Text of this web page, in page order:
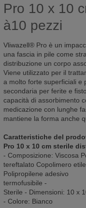
Pro 10 x 10
à10 pezzi
Vliwazell® Pro è un
una fascia in pile come
distribuzione un corpo
Viene utilizzato per il
a molto forte superficiali e
secondaria per ferite e
capacità di assorbimento
medicazione con lunghe
mantiene la forma anche
Caratteristiche del
Pro 10 x 10 cm sterile
- Composizione: Viscosa
tereftalato Copolimero
Polipropilene adesivo
termofusibile -
Sterile - Dimensioni: 10 x
- Colore: Bianco